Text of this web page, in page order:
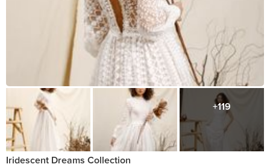
+119
Iridescent Dreams Collection